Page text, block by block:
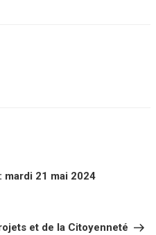
mardi 21 mai 2024
et de la Citoyenneté